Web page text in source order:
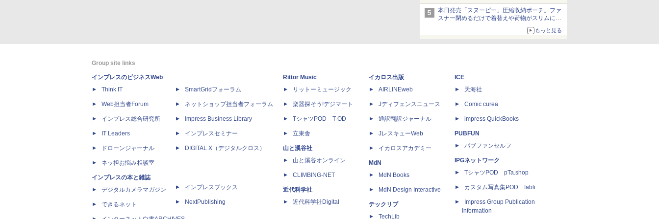
発売から2週間は20%オフになるセールが実施
本日発売「スヌーピー」圧縮収納ポーチ。ファ
スナー閉めるだけで着替えや荷物がスリムにま
もっと見る
Group site links
インプレスのビジネスWeb
Think IT
Web担当者Forum
インプレス総合研究所
IT Leaders
ドローンジャーナル
ネッ担お悩み相談室
インプレスの本と雑誌
デジタルカメラマガジン
できるネット
SmartGridフォーラム
ネットショップ担当者フォーラム
Impress Business Library
インプレスセミナー
DIGITAL X（デジタルクロス）
インプレスブックス
NextPublishing
Rittor Music
リットーミュージック
楽器探そう!デジマート
TシャツPOD T-OD
立東舎
山と溪谷社
山と溪谷オンライン
CLIMBING-NET
近代科学社
近代科学社Digital
イカロス出版
AIRLINEweb
Jディフェンスニュース
通訳翻訳ジャーナル
JレスキューWeb
イカロスアカデミー
MdN
MdN Books
MdN Design Interactive
テックリブ
TechLib
ICE
天海社
Comic curea
impress QuickBooks
PUBFUN
パブファンセルフ
IPGネットワーク
TシャツPOD pTa.shop
カスタム写真集POD fabli
Impress Group Publication
Information